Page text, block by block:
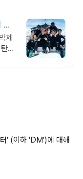
제
뉴
' (이하 'DM')에 대해